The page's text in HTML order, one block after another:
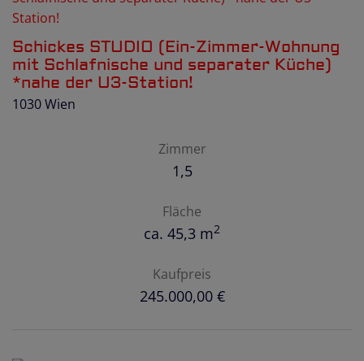
Schickes STUDIO (Ein-Zimmer-Wohnung
mit Schlafnische und separater Küche)
*nahe der U3-Station!
1030 Wien
Zimmer
1,5
Fläche
ca. 45,3 m2
Kaufpreis
245.000,00 €